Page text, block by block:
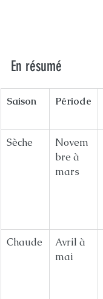
En résumé
Saison Période
Sèche
Novem
bre à
mars
Chaude
Avril à
mai